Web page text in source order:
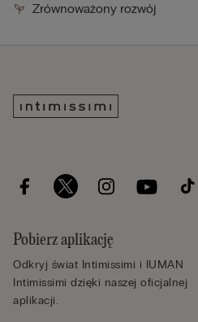
Zrównoważony rozwój
Pobierz aplikację
Odkryj świat Intimissimi i IUMAN
Intimissimi dzięki naszej oficjalnej
aplikacji.